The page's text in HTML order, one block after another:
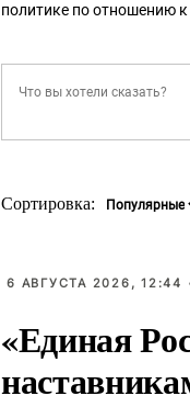
политике по отношению
Сортировка:
6 АВГУСТА 2026, 12:44
«Единая